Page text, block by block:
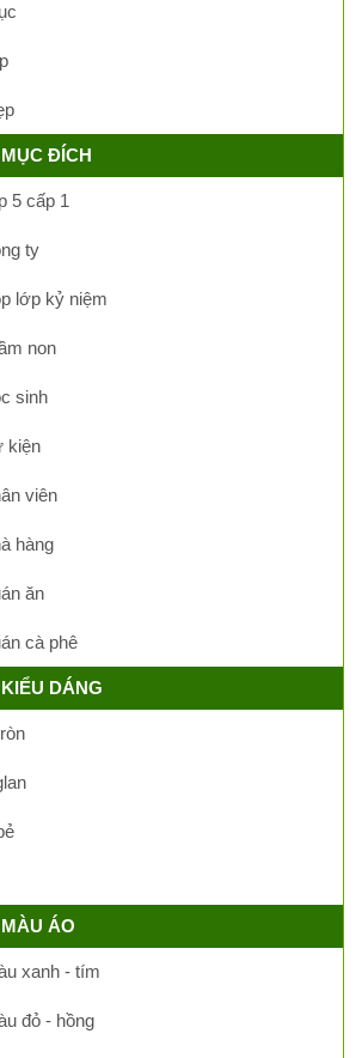
ĐÍCH
5 cấp 1
ty
lớp kỷ niệm
non
sinh
kiện
viên
hàng
ăn
cà phê
DÁNG
ÁO
xanh - tím
đỏ - hồng